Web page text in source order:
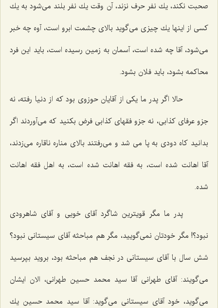
صحبت نكند، یك نفر حرف نزند، آن وقت یك نفر بلند می‌شود به یك
كسی از اینها یك چیزی می‌گوید بالای چشمت ابرو است، آوه چه خبر
می‌شود، آقا چه شده است، آسمان به زمین رسیده است، باید این فرد
محاكمه بشود، باید فلان بشود.
حالا اگر پدر ما یكی از آقایان حوزوی بود كه از دنیا رفته، نه
جزو عرفای كذابی، نه جزو فقهای كذابی فرض بكنید كه می‌آوردند اگر
بدانید كاه دودی به پا می شد و می‌رفتند بالای مناره ناقاره می‌زدند،
آقا اهانت شده است، به فقه اهانت شده است، به اهل فقه اهانت
شده.
پدر ما مگر قویترین شاگرد آقای خویی و آقای شاهرودی
نبود؟! مگر خودتان نمی‌گویید، مگر هم مباحثه آقای سیستانی نبود؟
شش سال با آقای سیستانی در نجف هم مباحثه بود، بروید بپرسید
می‌گویند: آقای طهرانی آقا سید محمد حسین طهرانی، الان ایشان
می‌گوید، خود آقای سیستانی می‌گوید: آقا سید محمد حسین یك